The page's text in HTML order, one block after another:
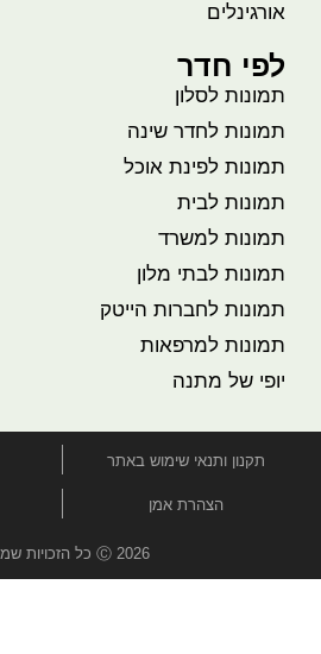
אורגינלים
לפי חדר
תמונות לסלון
תמונות לחדר שינה
תמונות לפינת אוכל
תמונות לבית
תמונות למשרד
תמונות לבתי מלון
תמונות לחברות הייטק
תמונות למרפאות
יופי של מתנה
תקנון ותנאי שימוש באתר
הצהרת אמן
Ⓒ 2026 כל הזכויות שמורות | Gordon Art - גורדון ארט